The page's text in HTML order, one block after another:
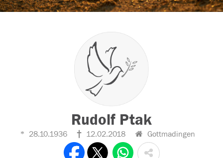
Rudolf Ptak
28.10.1936 12.02.2018 Gottmadingen